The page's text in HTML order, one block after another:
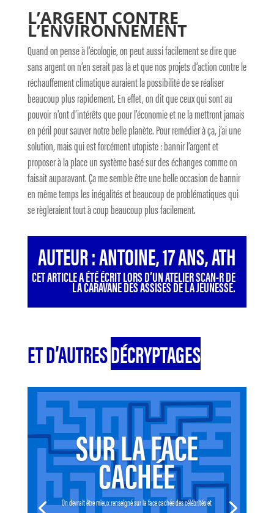
L’ARGENT CONTRE
L’ENVIRONNEMENT
Quand on pense à l’écologie, on peut aussi facilement se dire que
sans argent on n’en serait pas là et que nos projets d’action contre le
réchauffement climatique auraient la possibilité de se réaliser
beaucoup plus rapidement. En effet, on dit que ceux qui sont au
pouvoir n’ont d’intérêts que pour l’économie et ne la mettront jamais
en péril pour sauver notre belle planète. Pour remédier à ça, j’ai une
solution, mais qui est forcément utopiste : bannir l’argent et
proposer à la place un système basé sur des échanges comme on
faisait auparavant. Ça me semble être une belle occasion de bannir
en même temps les inégalités et beaucoup de problématiques qui
se règleraient tout à coup beaucoup plus facilement.
AUTEUR : ANTOINE, 17 ANS, ATH
CET ARTICLE A ÉTÉ ÉCRIT LORS D’UN ATELIER SCAN-R DE
LA CARAVANE DES ASSISES DE LA JEUNESSE.
ET D’AUTRESDÉCRYPTAGES
SUR LA FACE
CACHÉE
On devrait être mieux renseigné sur la face cachée des célébrités et